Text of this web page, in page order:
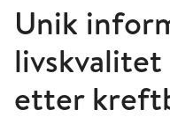
Unik
etter